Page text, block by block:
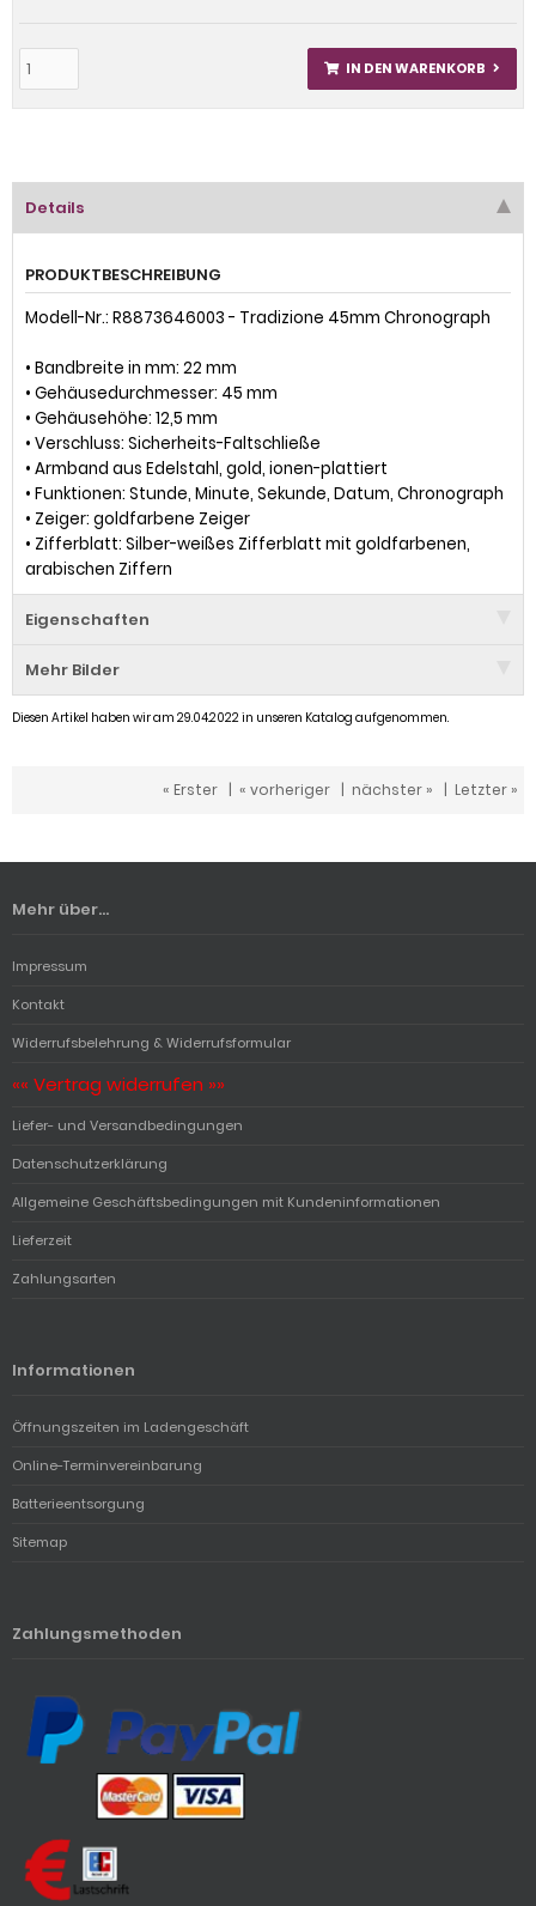
IN DEN WARENKORB
Details
PRODUKTBESCHREIBUNG
Modell-Nr.: R8873646003 - Tradizione 45mm Chronograph
• Bandbreite in mm: 22 mm
• Gehäusedurchmesser: 45 mm
• Gehäusehöhe: 12,5 mm
• Verschluss: Sicherheits-Faltschließe
• Armband aus Edelstahl, gold, ionen-plattiert
• Funktionen: Stunde, Minute, Sekunde, Datum, Chronograph
• Zeiger: goldfarbene Zeiger
• Zifferblatt: Silber-weißes Zifferblatt mit goldfarbenen,
arabischen Ziffern
Eigenschaften
Mehr Bilder
Diesen Artikel haben wir am 29.04.2022 in unseren Katalog aufgenommen.
« Erster | « vorheriger | nächster » | Letzter »
Mehr über...
Impressum
Kontakt
Widerrufsbelehrung & Widerrufsformular
«« Vertrag widerrufen »»
Liefer- und Versandbedingungen
Datenschutzerklärung
Allgemeine Geschäftsbedingungen mit Kundeninformationen
Lieferzeit
Zahlungsarten
Informationen
Öffnungszeiten im Ladengeschäft
Online-Terminvereinbarung
Batterieentsorgung
Sitemap
Zahlungsmethoden